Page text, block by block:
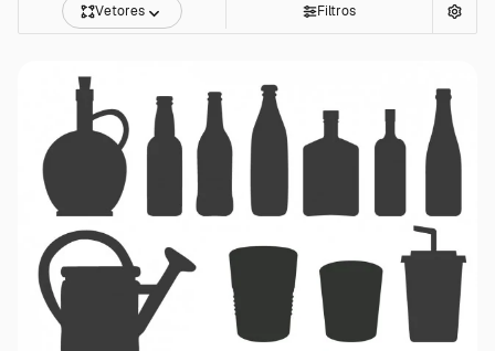
Vetores Filtros